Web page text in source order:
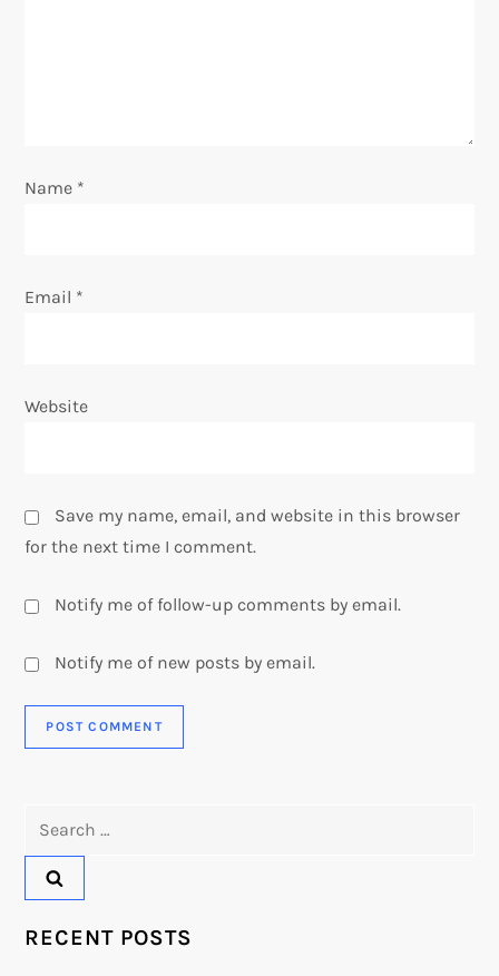
n
Name *
Email *
Website
Save my name, email, and website in this browser
for the next time I comment.
Notify me of follow-up comments by email.
Notify me of new posts by email.
RECENT POSTS